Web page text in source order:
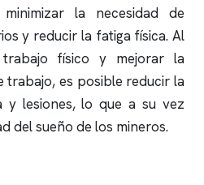
la necesidad de
y reducir la fatiga física. Al
físico y mejorar la
trabajo, es posible reducir la
y lesiones, lo que a su vez
del sueño de los mineros.